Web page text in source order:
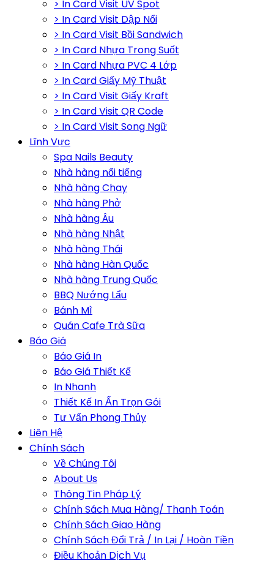
> In Card Visit UV Spot
> In Card Visit Dập Nổi
> In Card Visit Bồi Sandwich
> In Card Nhựa Trong Suốt
> In Card Nhựa PVC 4 Lớp
> In Card Giấy Mỹ Thuật
> In Card Visit Giấy Kraft
> In Card Visit QR Code
> In Card Visit Song Ngữ
Lĩnh Vực
Spa Nails Beauty
Nhà hàng nổi tiếng
Nhà hàng Chay
Nhà hàng Phở
Nhà hàng Âu
Nhà hàng Nhật
Nhà hàng Thái
Nhà hàng Hàn Quốc
Nhà hàng Trung Quốc
BBQ Nướng Lẩu
Bánh Mì
Quán Cafe Trà Sữa
Báo Giá
Báo Giá In
Báo Giá Thiết Kế
In Nhanh
Thiết Kế In Ấn Trọn Gói
Tư Vấn Phong Thủy
Liên Hệ
Chính Sách
Về Chúng Tôi
About Us
Thông Tin Pháp Lý
Chính Sách Mua Hàng/ Thanh Toán
Chính Sách Giao Hàng
Chính Sách Đổi Trả / In Lại / Hoàn Tiền
Điều Khoản Dịch Vụ